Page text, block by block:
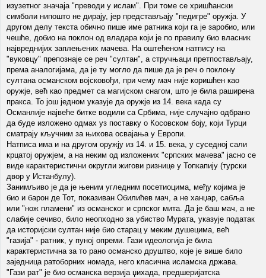
изузетног значаја "преводи у ислам". При томе се хришћански
симболи нипошто не дирају, јер представљају "педигре" оружја. У
другом делу текста обично пише име ратника који га је заробио, или
чешће, добио на поклон од владара који је по правилу био власник
највреднијих заплењених мачева. На оштећеном натпису на
"вуковцу" препознаје се реч "султан", а стручњаци претпостављају,
према аналогијама, да је ту могло да пише да је реч о поклону
султана османском војсковођи, при чему мач није коришћен као
оружје, већ као предмет са магијском снагом, што је била раширена
пракса. То још једном указује да оружје из 14. века када су
Османлије највеће битке водили са Србима, није случајно одбрано
да буде изложено одмах уз поставку о Косовском боју, који Турци
сматрају кључним за њихова освајања у Европи.
Натписа има и на другом оружју из 14. и 15. века, у суседној сали
крцатој оружјем, а на неким од изложених "српских мачева" јасно се
виде карактеристични округли жигови ризнице у Топкапију (турски
двор у Истанбулу).
Занимљиво је да је њеним угледним посетиоцима, међу којима је
био и барон де Тот, показиван Обилићев мач, а не ханџар, сабља
или "нож пламени" из османског и српског мита. Да је баш мач, а не
слабије сечиво, било неопходно за убиство Мурата, указује податак
да историјски султан није био старац у меким душецима, већ
"газија" - ратник, у пуној опреми. Гази идеологија је била
карактеристична за то рано османско друштво, које је више било
заједница ратоборних номада, него класична исламска држава.
"Гази рат" је био османска верзија џихада, предшеријатска